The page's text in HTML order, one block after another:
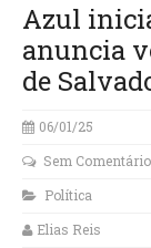
Azul
anuncia
de
06/01/25
Sem Comentário
Política
Elias Reis